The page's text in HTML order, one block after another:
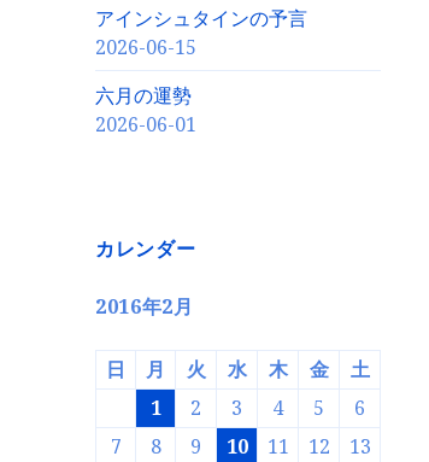
アインシュタインの予言
2026-06-15
六月の運勢
2026-06-01
カレンダー
2016年2月
日 月 火 水 木 金 土
1 2 3 4 5
6
7
8 9 10 11 12
13